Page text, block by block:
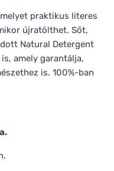
praktikus literes
újratölthet. Sőt,
Natural Detergent
amely garantálja,
is. 100%-ban